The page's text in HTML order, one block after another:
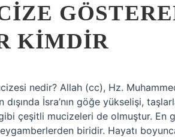
KIMDIR
nedir? Allah (cc), Hz.
dışında İsra’nın göğe yükselişi,
çeşitli mucizeleri de olmuştur. En
biridir. Hayatı